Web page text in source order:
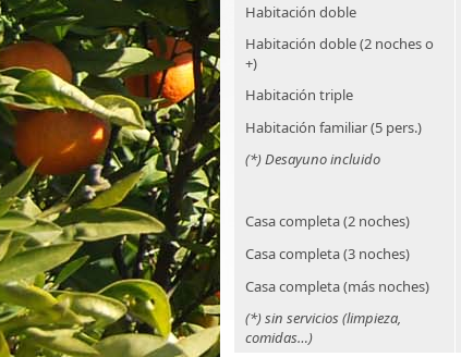
Habitación doble
Habitación doble (2 noches o
+)
Habitación triple
Habitación familiar (5 pers.)
(*) Desayuno incluido
Casa completa (2 noches)
Casa completa (3 noches)
Casa completa (más noches)
(*) sin servicios (limpieza,
comidas…)